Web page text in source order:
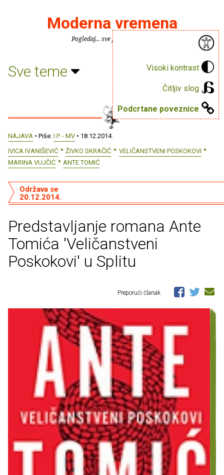
Visoki kontrast
Čitljiv slog
Podcrtane poveznice
Moderna vremena
Pogledaj... sve je puno knjiga.
Sve teme
NAJAVA • Piše: I.P. - MV • 18.12.2014.
IVICA IVANIŠEVIĆ
ŽIVKO SKRAČIĆ
VELIČANSTVENI POSKOKOVI
MARINA VUJČIĆ
ANTE TOMIĆ
Predstavljanje romana Ante
Tomića 'Veličanstveni
Poskokovi' u Splitu
Održava se
20.12.2014.
Preporuči članak